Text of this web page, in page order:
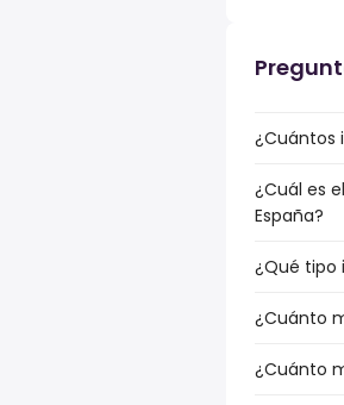
¿Cuántos
¿Cuál es
España?
¿Qué tipo
¿Cuánto
¿Cuánto